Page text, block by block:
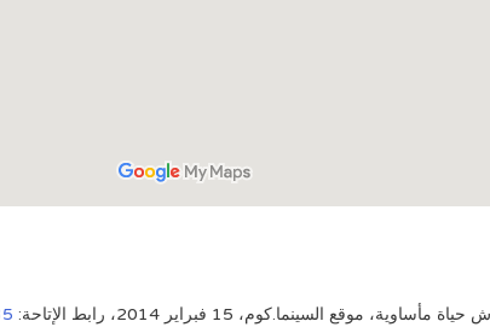
السينما.كوم، 15 فبراير 2014، رابط الإتاحة: